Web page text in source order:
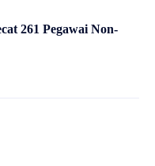
261 Pegawai Non-